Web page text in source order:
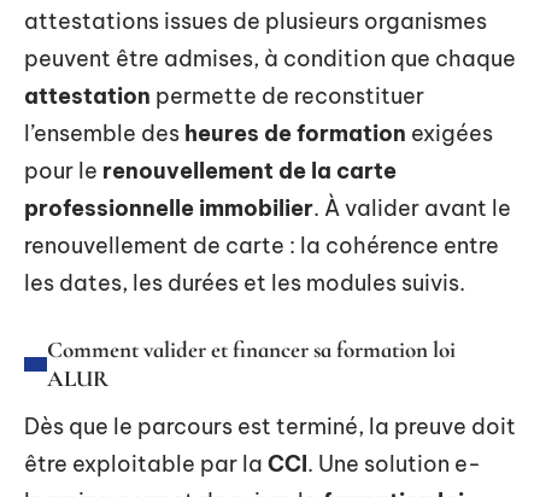
attestations issues de plusieurs organismes
peuvent être admises, à condition que chaque
attestation permette de reconstituer
l’ensemble des heures de formation exigées
pour le renouvellement de la carte
professionnelle immobilier. À valider avant le
renouvellement de carte : la cohérence entre
les dates, les durées et les modules suivis.
Comment valider et financer sa formation loi
ALUR
Dès que le parcours est terminé, la preuve doit
être exploitable par la CCI. Une solution e-